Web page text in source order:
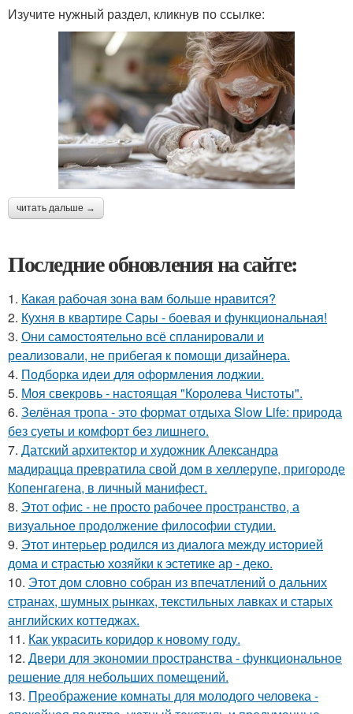
Изучите нужный раздел, кликнув по ссылке:
читать дальше →
Последние обновления на сайте:
1. Какая рабочая зона вам больше нравится?
2. Кухня в квартире Сары - боевая и функциональная!
3. Они самостоятельно всё спланировали и
реализовали, не прибегая к помощи дизайнера.
4. Подборка идеи для оформления лоджии.
5. Моя свекровь - настоящая "Королева Чистоты".
6. Зелёная тропа - это формат отдыха Slow Life: природа
без суеты и комфорт без лишнего.
7. Датский архитектор и художник Александра
мадирацца превратила свой дом в хеллерупе, пригороде
Копенгагена, в личный манифест.
8. Этот офис - не просто рабочее пространство, а
визуальное продолжение философии студии.
9. Этот интерьер родился из диалога между историей
дома и страстью хозяйки к эстетике ар - деко.
10. Этот дом словно собран из впечатлений о дальних
странах, шумных рынках, текстильных лавках и старых
английских коттеджах.
11. Как украсить коридор к новому году.
12. Двери для экономии пространства - функциональное
решение для небольших помещений.
13. Преображение комнаты для молодого человека -